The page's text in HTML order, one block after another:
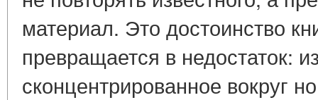
материал. Это достоинство
превращается в недостаток:
сконцентрированное вокруг